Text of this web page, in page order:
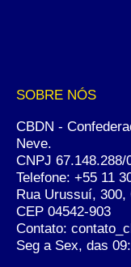
SOBRE NÓS
CBDN -
Neve.
CNPJ 67.148.288/
Telefone: +55 11
Rua Urussuí,
CEP 04542-903
Contato:
Seg a Sex, das